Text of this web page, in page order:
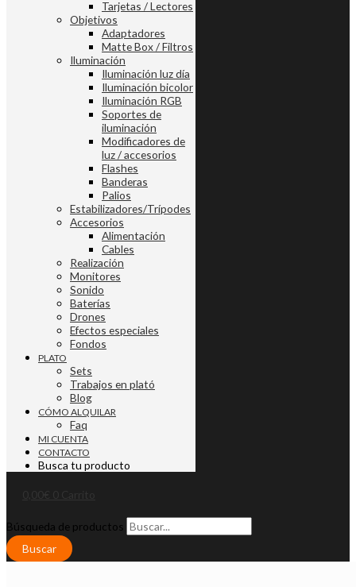
Tarjetas / Lectores
Objetivos
Adaptadores
Matte Box / Filtros
Iluminación
Iluminación luz día
Iluminación bicolor
Iluminación RGB
Soportes de
iluminación
Modificadores de
luz / accesorios
Flashes
Banderas
Palios
Estabilizadores/Trípodes
Accesorios
Alimentación
Cables
Realización
Monitores
Sonido
Baterías
Drones
Efectos especiales
Fondos
PLATO
Sets
Trabajos en plató
Blog
CÓMO ALQUILAR
Faq
MI CUENTA
CONTACTO
Busca tu producto
Búsqueda de productos
Buscar